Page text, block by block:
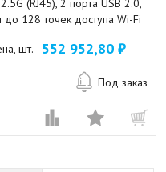
(RJ45), 2 порта USB 2.0,
128 точек доступа Wi-Fi
шт. 552 952,80 ₽
Под заказ